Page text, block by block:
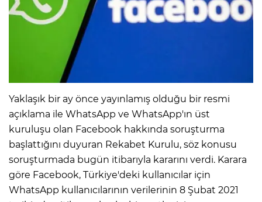
Yaklaşık bir ay önce yayınlamış olduğu bir resmi
açıklama ile WhatsApp ve WhatsApp'ın üst
kuruluşu olan Facebook hakkında soruşturma
başlattığını duyuran Rekabet Kurulu, söz konusu
soruşturmada bugün itibarıyla kararını verdi. Karara
göre Facebook, Türkiye'deki kullanıcılar için
WhatsApp kullanıcılarının verilerinin 8 Şubat 2021